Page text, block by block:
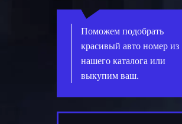
Поможем подобрать
красивый авто номер из
нашего каталога или
выкупим ваш.